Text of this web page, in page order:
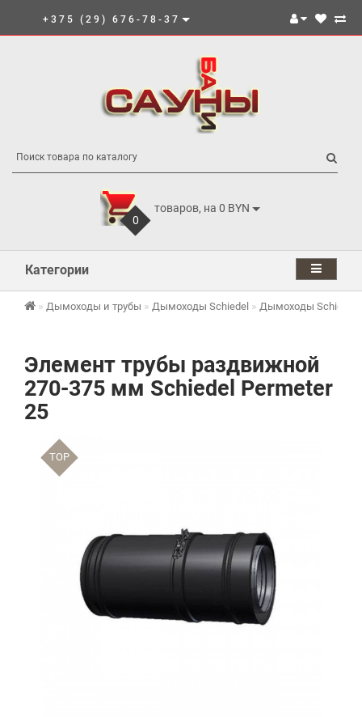
+375 (29) 676-78-37
0
товаров, на 0 BYN
Категории
Дымоходы и трубы Дымоходы Schiedel Дымоходы Schiedel
Элемент трубы раздвижной
270-375 мм Schiedel Permeter
25
TOP